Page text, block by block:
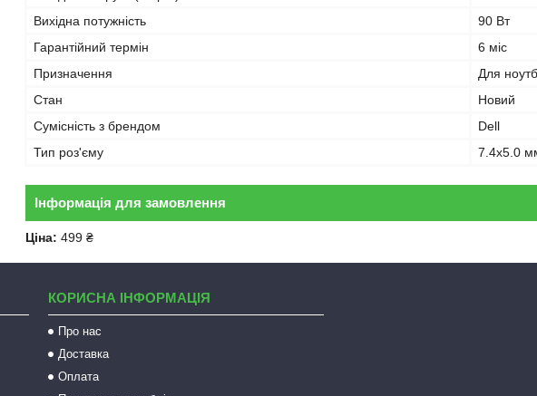
Вихідна потужність
90 Вт
Гарантійний термін
6 міс
Призначення
Для
Стан
Новий
Сумісність з брендом
Dell
Тип роз'єму
7.4x5.0
Інформація для замовлення
Ціна: 499 ₴
КОРИСНА ІНФОРМАЦІЯ
Про нас
Доставка
Оплата